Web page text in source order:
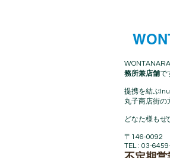
務所兼店舗で
提携を結ぶ
丸子商店街の
どなた様もぜ
〒146-0092
TEL : 03-